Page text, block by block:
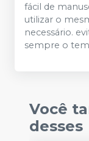
fácil de
utilizar o
necessário.
sempre o
Você
desses